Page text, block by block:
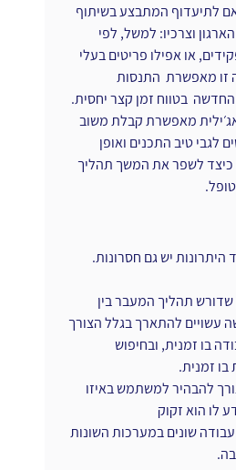
לתיעדוף המתבצע בשיתוף
וצרכיו: למשל, לפי
או אפילו פריטים בעלי
זו מאפשרת  התנסות
בטווח זמן קצר יחסית.
מאפשרת קבלת משוב
טיב התכנים ואופן
לשפר את המשך תהליך
יש גם חסרונות.
תהליך המעבר בין
עשויים להתארך בגלל הצורך
בו זמנית, ובחיפוש
זמנית.
להבהיר למשתמש באיזו
לו הוא זקוק
שונים במערכות השונות